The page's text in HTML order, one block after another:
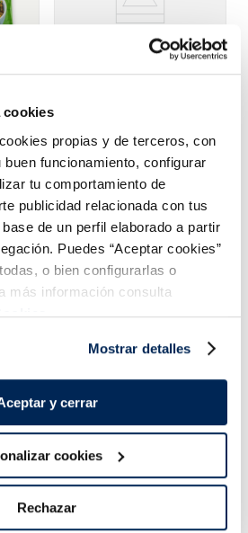
cookies
propias y de terceros, con
funcionamiento, configurar
tu comportamiento de
publicidad relacionada con tus
de un perfil elaborado a partir
Puedes “Aceptar cookies”
o bien configurarlas o
más información consulta
Mostrar detalles
y cerrar
cookies
Rechazar
Añadir